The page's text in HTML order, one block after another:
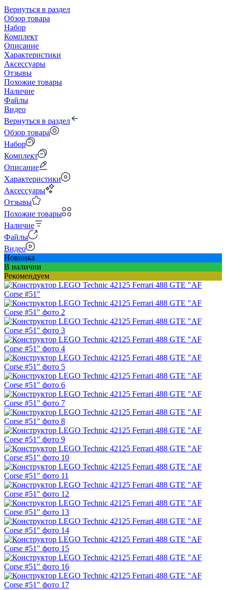
Вернуться в раздел
Обзор товара
Набор
Комплект
Описание
Характеристики
Аксессуары
Отзывы
Похожие товары
Наличие
Файлы
Видео
Вернуться в раздел
Обзор товара
Набор
Комплект
Описание
Характеристики
Аксессуары
Отзывы
Похожие товары
Наличие
Файлы
Видео
Новинка
В наличии
Рекомендуем